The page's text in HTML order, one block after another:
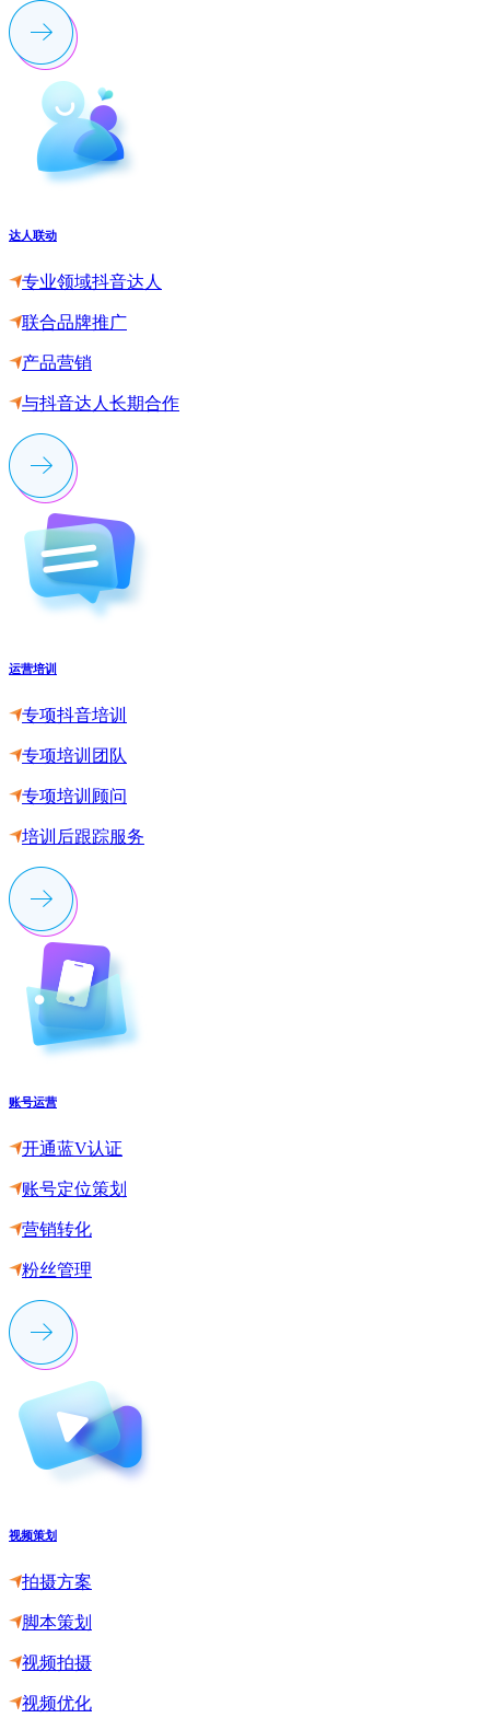
达人联动
专业领域抖音达人
联合品牌推广
产品营销
与抖音达人长期合作
运营培训
专项抖音培训
专项培训团队
专项培训顾问
培训后跟踪服务
账号运营
开通蓝V认证
账号定位策划
营销转化
粉丝管理
视频策划
拍摄方案
脚本策划
视频拍摄
视频优化